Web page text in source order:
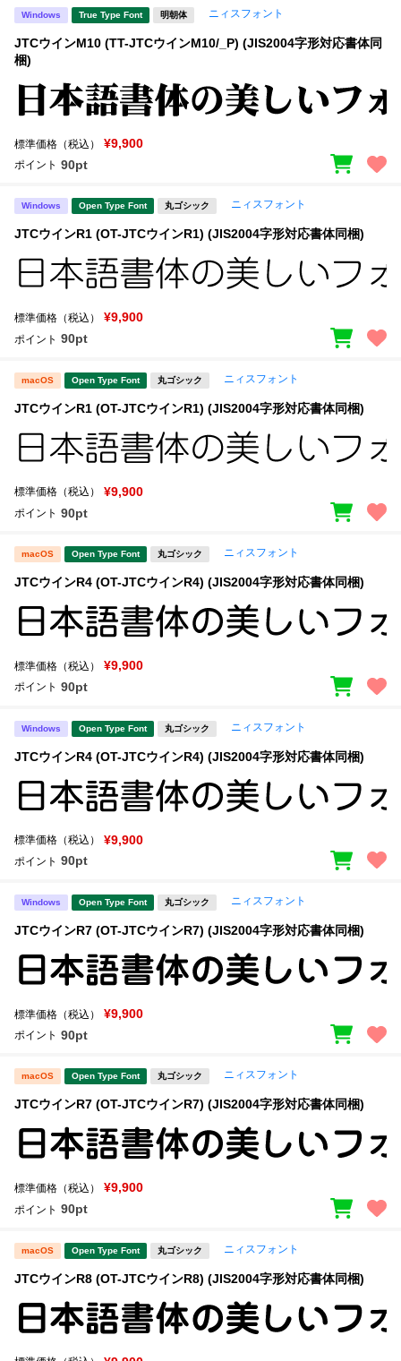
Windows True Type Font 明朝体 ニィスフォント
JTCウインM10 (TT-JTCウインM10/_P) (JIS2004字形対応書体同
梱)
標準価格（税込） ¥9,900
ポイント 90pt
Windows Open Type Font 丸ゴシック ニィスフォント
JTCウインR1 (OT-JTCウインR1) (JIS2004字形対応書体同梱)
標準価格（税込） ¥9,900
ポイント 90pt
macOS Open Type Font 丸ゴシック ニィスフォント
JTCウインR1 (OT-JTCウインR1) (JIS2004字形対応書体同梱)
標準価格（税込） ¥9,900
ポイント 90pt
macOS Open Type Font 丸ゴシック ニィスフォント
JTCウインR4 (OT-JTCウインR4) (JIS2004字形対応書体同梱)
標準価格（税込） ¥9,900
ポイント 90pt
Windows Open Type Font 丸ゴシック ニィスフォント
JTCウインR4 (OT-JTCウインR4) (JIS2004字形対応書体同梱)
標準価格（税込） ¥9,900
ポイント 90pt
Windows Open Type Font 丸ゴシック ニィスフォント
JTCウインR7 (OT-JTCウインR7) (JIS2004字形対応書体同梱)
標準価格（税込） ¥9,900
ポイント 90pt
macOS Open Type Font 丸ゴシック ニィスフォント
JTCウインR7 (OT-JTCウインR7) (JIS2004字形対応書体同梱)
標準価格（税込） ¥9,900
ポイント 90pt
macOS Open Type Font 丸ゴシック ニィスフォント
JTCウインR8 (OT-JTCウインR8) (JIS2004字形対応書体同梱)